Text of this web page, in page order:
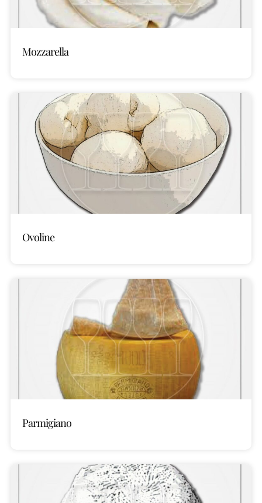
Mozzarella
Ovoline
Parmigiano